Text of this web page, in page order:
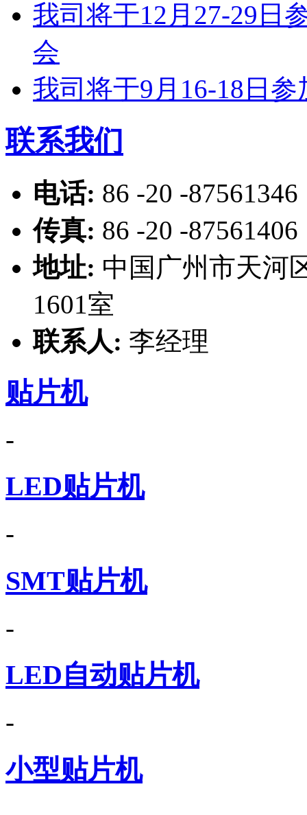
我司将于12月27-29日
会
我司将于9月16-18日
联系我们
电话: 86 -20 -87561346
传真: 86 -20 -87561406
地址: 中国广州市天河
1601室
联系人: 李经理
贴片机
-
LED贴片机
-
SMT贴片机
-
LED自动贴片机
-
小型贴片机